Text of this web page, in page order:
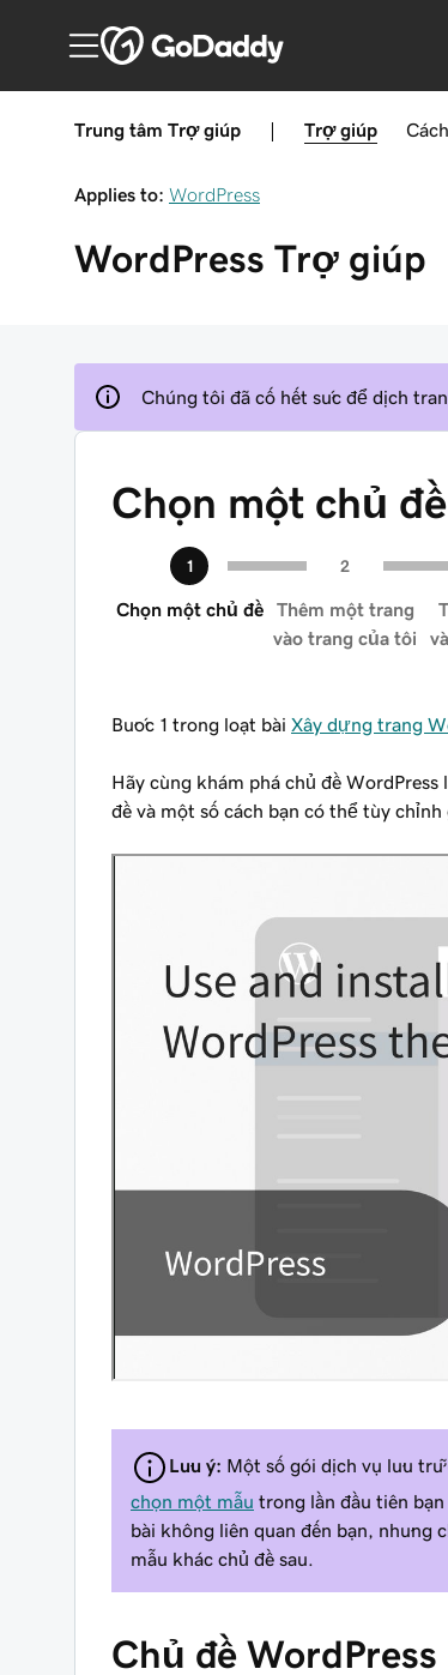
Trung tâm Trợ giúp Trợ giúp
Applies to: WordPress
WordPress Trợ giúp
Chúng tôi đã cố hết sức để dịch
Chọn một chủ
Chọn một chủ đề
Thêm một trang
vào trang của tôi
Bước 1 trong loạt bài Xây dựng trang
Hãy cùng khám phá chủ đề
đề và một số cách bạn có thể tùy chỉnh
Lưu ý: Một số gói dịch vụ lưu trữ
chọn một mẫu trong lần đầu tiên bạn
bài không liên quan đến bạn, nhưng
mẫu khác chủ đề sau.
Chủ đề WordPress